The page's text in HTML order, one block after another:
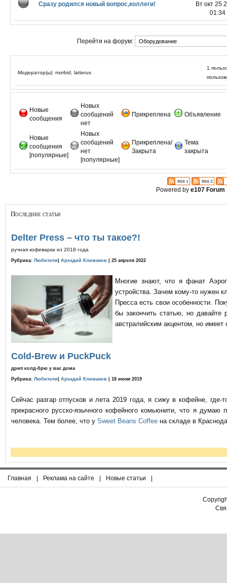
Сразу родился новый вопрос,коллеги!
Вт окт 25
01:34
Перейти на форум:
Модератор(ы): morbid, latterus
1
Новые
сообщения
Новых
сообщений
нет
Прикреплена Объявление
Новые
сообщения
[популярные]
Новых
сообщений
нет
[популярные]
Прикреплена/
Закрыта
Тема
закрыта
Powered bye107
Последние статьи
Delter Press – что ты такое?!
ручная кофеварка из 2018 года
Рубрика: Любители Аркадий Климанов | 25 апреля 2022
Многие знают, что я фанат
устройства. Зачем кому-то нужен
Пресса есть свои особенности.
бы закончить статью, но давайте
австралийским акцентом, но имеет
Cold-Brew и PuckPuck
дрип колд-брю у вас дома
Рубрика: Любители Аркадий Климанов | 18 июня 2019
Сейчас разгар отпусков и лета 2019 года, я сижу в кофейне,
прекрасного русско-язычного кофейного комьюнити, что я
человека. Тем более, что у Sweet Beans Coffee на складе в
Главная | Реклама на сайте | Новые статьи |